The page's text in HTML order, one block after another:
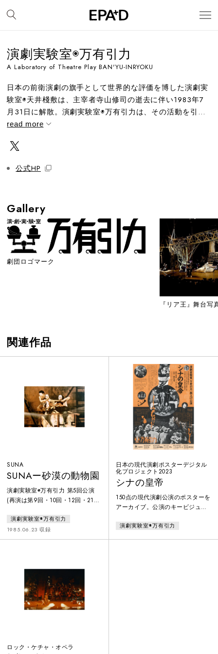
演劇実験室◉万有引力
A Laboratory of Theatre Play BAN'YU-INRYOKU
日本の前衛演劇の旗手として世界的な評価を博した演劇実
験室◉天井棧敷は、主宰者寺山修司の逝去に伴い1983年7
月31日に解散。演劇実験室◉万有引力は、その活動を引...
read more
公式HP
Gallery
劇団ロゴマーク
『リア王』舞台写
関連作品
SUNA
SUNAー砂漠の動物園
演劇実験室◉万有引力 第5回公演
(再演は第9回・10回・12回・21
ラジルツアーも含め、万有引力の
オリジナルでは最も上演回数の多
い作品。1986年には第40回エジ
1995年にブラジルに初上陸。この
『SUNA』は、「距離」に関わる
事物と人間の関係・役割をテーマ
に、観客と一緒に、劇場空間に巨
大都市を持ち込もう
演劇実験室◉万有引力
1985.06.23 収録
日本の現代演劇ポスターデジタル
化プロジェクト2023
シナの皇帝
150点の現代演劇公演のポスターを
アーカイブ。公演のキービジュア
年代から80年代を中心に、紙で現
演劇実験室◉万有引力
ロック・ケチャ・オペラ